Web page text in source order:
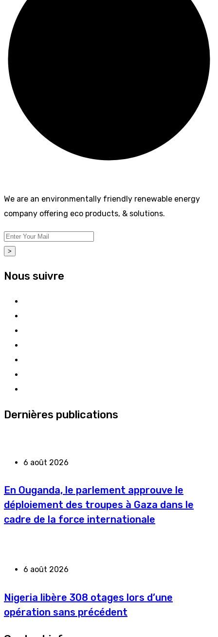
We are an environmentally friendly renewable energy
company offering eco products, & solutions.
>
Nous suivre
Dernières publications
6 août 2026
En Ouganda, le parlement approuve le
déploiement des troupes à Gaza dans le
cadre de la force internationale
6 août 2026
Nigeria libère 308 otages lors d’une
opération sans précédent